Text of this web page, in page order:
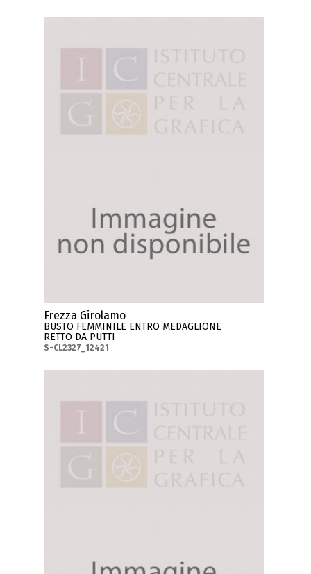
Frezza Girolamo
BUSTO FEMMINILE ENTRO MEDAGLIONE
RETTO DA PUTTI
S-CL2327_12421